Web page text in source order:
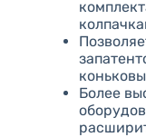
Более